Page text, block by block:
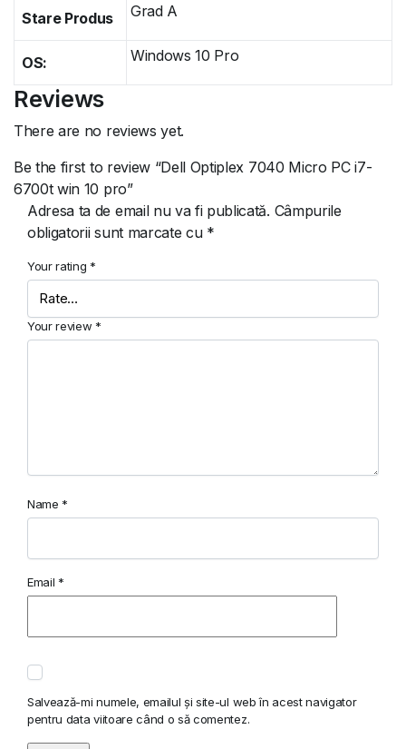
Stare Produs Grad A
OS: Windows 10 Pro
Reviews
There are no reviews yet.
Be the first to review “Dell Optiplex 7040 Micro PC i7-
6700t win 10 pro”
Adresa ta de email nu va fi publicată. Câmpurile
obligatorii sunt marcate cu *
Your rating *
Your review *
Name *
Email *
Salvează-mi numele, emailul și site-ul web în acest navigator
pentru data viitoare când o să comentez.